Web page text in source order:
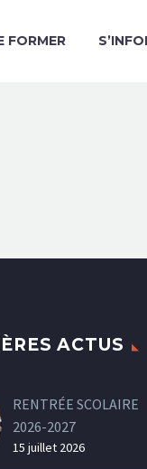
FORMER
ACTUS
RENTRÉE SCOLAIRE
2026-2027
15 juillet 2026